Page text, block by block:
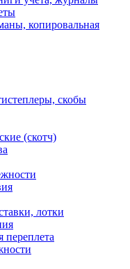
копировальная
скобы
(скотч)
лотки
переплета